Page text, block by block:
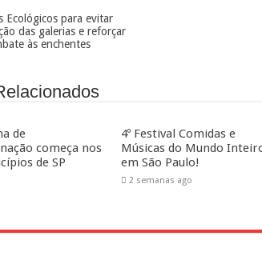
Ecológicos para evitar
das galerias e reforçar
às enchentes
de
começa nos
de SP
4º Festival Comidas e
Músicas do Mundo
em São Paulo!
2 semanas ago